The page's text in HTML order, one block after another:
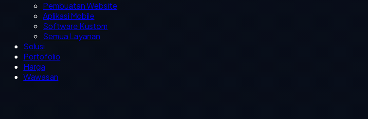
Pembuatan Website
Aplikasi Mobile
Software Kustom
Semua Layanan
Solusi
Portofolio
Harga
Wawasan